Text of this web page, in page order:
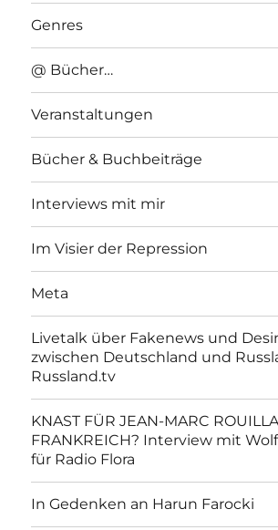
Genres
@ Bücher…
Veranstaltungen
Bücher & Buchbeiträge
Interviews mit mir
Im Visier der Repression
Meta
Livetalk über Fakenews und
zwischen Deutschland und
Russland.tv
KNAST FÜR JEAN-MARC
FRANKREICH? Interview mit
für Radio Flora
In Gedenken an Harun Farocki